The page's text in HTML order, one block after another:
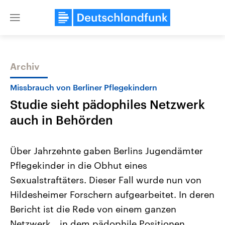
Close
Themen
Landtagswahl Sachsen-Anhalt
2026
Alle Informationen
Sachsen-Anhalt wählt am 6.
September 2026 einen neuen
Landtag. Seit 2021 wird das
Bundesland von einer Koalition aus
Aktuelle Beiträge,
Hintergründe
Wirtschaftlich und
gehören die Vereinigten
den mächtigsten Ländern
mit großem Einfluss auf
Archiv
Missbrauch von Berliner Pflegekindern
Studie sieht pädophiles Netzwerk
auch in Behörden
Über Jahrzehnte gaben Berlins Jugendämter
Pflegekinder in die Obhut eines
Sexualstraftäters. Dieser Fall wurde nun von
Hildesheimer Forschern aufgearbeitet. In deren
Bericht ist die Rede von einem ganzen